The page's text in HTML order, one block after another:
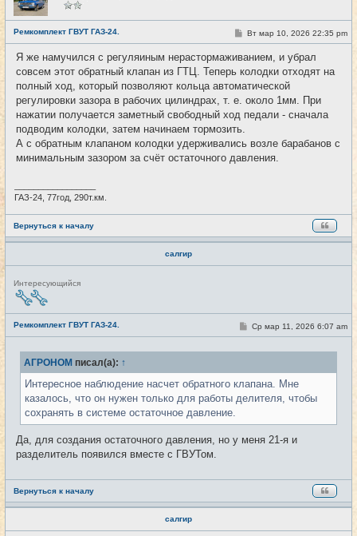
с
е
т
и
Ремкомплект ГВУТ ГАЗ-24. #6
С
о
б
щ
н
и
Вт мар 10, 2026 22:35 pm
Я же намучился с регуляиным нерастормаживанием, и убрал
совсем этот обратный клапан из ГТЦ. Теперь колодки отходят на
полный ход, который позволяют кольца автоматической
регулировки зазора в рабочих цилиндрах, т. е. около 1мм. При
нажатии получается заметный свободный ход педали - сначала
подводим колодки, затем начинаем тормозить.
А с обратным клапаном колодки удерживались возле барабанов с
минимальным зазором за счёт остаточного давления.
ГАЗ-24, 77год, 290т.км.
Вернуться к началу
салгир
Н
е
в
т
и
Интересующийся
Ремкомплект ГВУТ ГАЗ-24. #7
С
о
б
е
н
е
Ср мар 11, 2026 6:07 am
АГРОНОМ писал(а): ↑
Интересное наблюдение насчет обратного клапана. Мне
казалось, что он нужен только для работы делителя, чтобы
сохранять в системе остаточное давление.
Да, для создания остаточного давления, но у меня 21-я и
разделитель появился вместе с ГВУТом.
Вернуться к началу
салгир